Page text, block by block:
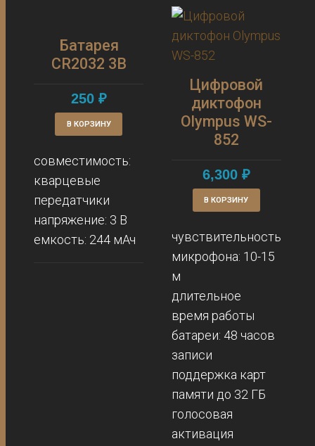
Батарея
CR2032 3В
250 ₽
В КОРЗИНУ
совместимость:
кварцевые
передатчики
напряжение: 3 В
емкость: 244 мАч
Цифровой
диктофон
Olympus WS-
852
6,300 ₽
В КОРЗИНУ
чувствительность
микрофона: 10-15
м
длительное
время работы
батареи: 48 часов
записи
поддержка карт
памяти до 32 ГБ
голосовая
активация